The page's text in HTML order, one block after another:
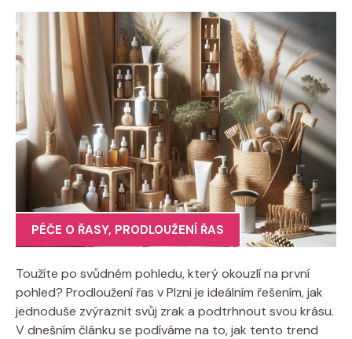
PÉČE O ŘASY, PRODLOUŽENÍ ŘAS
Toužíte po svůdném pohledu, který okouzlí na první
pohled? Prodloužení řas v Plzni je ideálním řešením, jak
jednoduše zvýraznit svůj zrak a podtrhnout svou krásu.
V dnešním článku se podíváme na to, jak tento trend